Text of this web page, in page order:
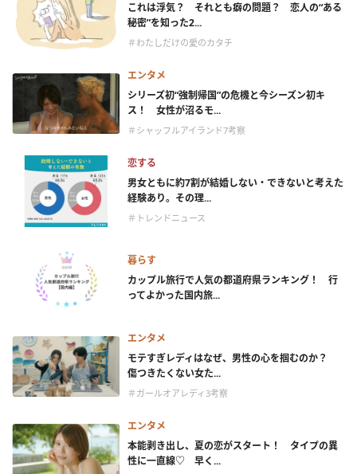
これは浮気？ それとも癖の問題？ 恋人の“ある
秘密”を知った2...
＃わたしだけの愛のカタチ
エンタメ
シリーズ初“強制帰国”の危機と今シーズン初キ
ス！ 女性が沼るモ...
＃シャッフルアイランド7考察
恋する
男女ともに約7割が結婚しない・できないと考えた
経験あり。その理...
＃トレンドニュース
暮らす
カップル旅行で人気の都道府県ランキング！ 行
ってよかった国内旅...
エンタメ
モテすぎレディはなぜ、男性の心を掴むのか？
傷つきたくない女た...
＃ガールオアレディ3考察
エンタメ
本能剥き出し、夏の恋がスタート！ タイプの異
性に一直線♡ 早く...